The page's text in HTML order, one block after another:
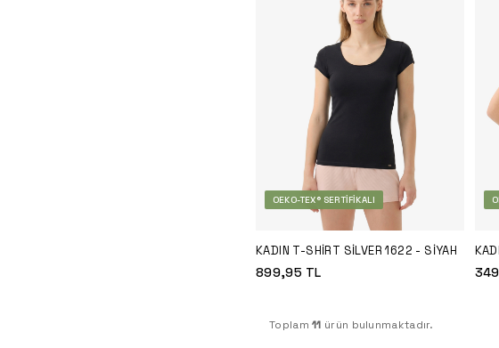
OEKO-TEX® SERTIFIKALI
KADIN T-SHIRT SILVER 1622 - SIYAH
899,95TL
Toplam11 ürün bulunmaktadır.